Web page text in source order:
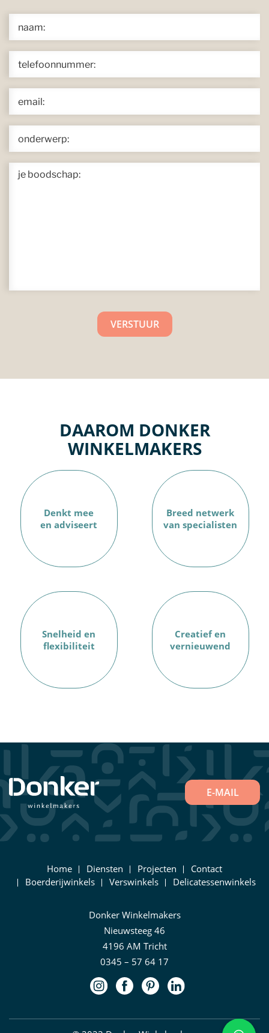
DAAROM DONKER
WINKELMAKERS
Denkt mee
en adviseert
Breed netwerk
van specialisten
Snelheid en
flexibiliteit
Creatief en
vernieuwend
E-MAIL
Home Diensten Projecten
Contact
Boerderijwinkels
Verswinkels Delicatessenwinkels
Donker Winkelmakers
Nieuwsteeg 46
4196 AM Tricht
0345 – 57 64 17